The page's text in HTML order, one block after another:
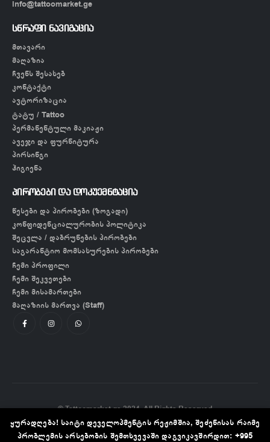
info@tattoomarket.ge
სწრაფი ნავიგაცია
მთავარი
მაღაზია
ჩვენს შესახებ
კონტაქტი
ავტორიზაცია
ტატუ / Tattoo
პერმანენტული მაკიაჟი
ავეჯი და ფურნიტურა
პირსინგი
ჰიგიენა
პირობები და დოკუემნტაცია
წესები და პირობები (ზოგადი)
კონფიდენციალურობის პოლიტიკა
შეცვლა / დაბრუნების პირობები
საგარანტიო მომსახურების პირობები
ჩემი პროფილი
ჩემი შეკვეთები
ჩემი მისამართები
მაღაზიის მართვა (Staff)
© Tattoomarket.ge 2024. All Rights Reserved
ყურადღება! საიტი დეველოპმენტის რეჟიმშია, შეძენისას რაიმე
პრობლემის არსებობის შემთხვევაში დაგვიკავშირდით: +995